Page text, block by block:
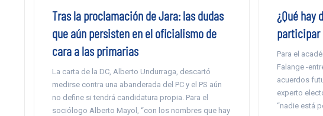
Tras la proclamación de Jara: las dudas
que aún persisten en el oficialismo de
cara a las primarias
La carta de la DC, Alberto Undurraga, descartó
medirse contra una abanderada del PC y el PS aún
no define si tendrá candidatura propia. Para el
sociólogo Alberto Mayol, “con los nombres que hay
¿Qué hay
participar
Para el
Falange -
acuerdos
experto
“nadie está